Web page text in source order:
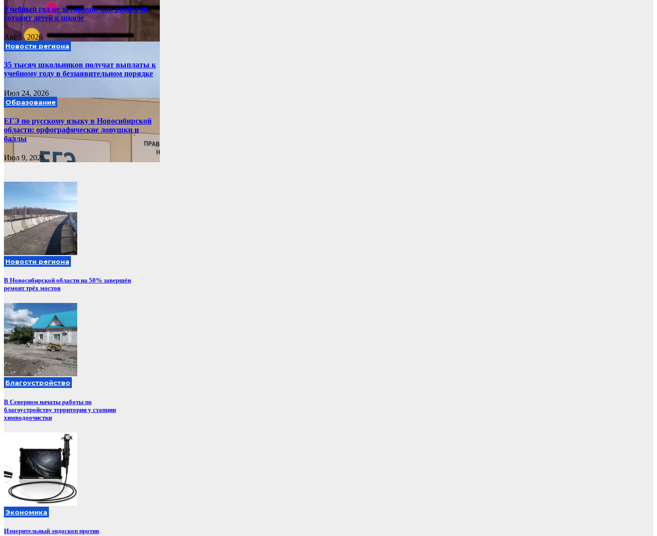
Учебный год не за горами: как родители
готовят детей к школе
Авг 5, 2026
Новости региона
35 тысяч школьников получат выплаты к
учебному году в беззаявительном порядке
Июл 24, 2026
Образование
ЕГЭ по русскому языку в Новосибирской
области: орфографические ловушки и
баллы
Июл 9, 2026
Новости региона
В Новосибирской области на 50% завершён
ремонт трёх мостов
Благоустройство
В Северном начаты работы по
благоустройству территории у станции
химводоочистки
Экономика
Измерительный эндоскоп против